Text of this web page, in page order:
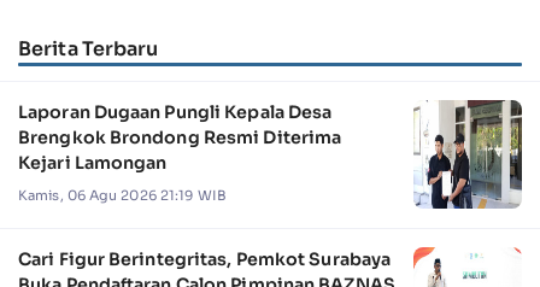
Berita Terbaru
Laporan Dugaan Pungli Kepala Desa
Brengkok Brondong Resmi Diterima
Kejari Lamongan
Kamis, 06 Agu 2026 21:19 WIB
Cari Figur Berintegritas, Pemkot Surabaya